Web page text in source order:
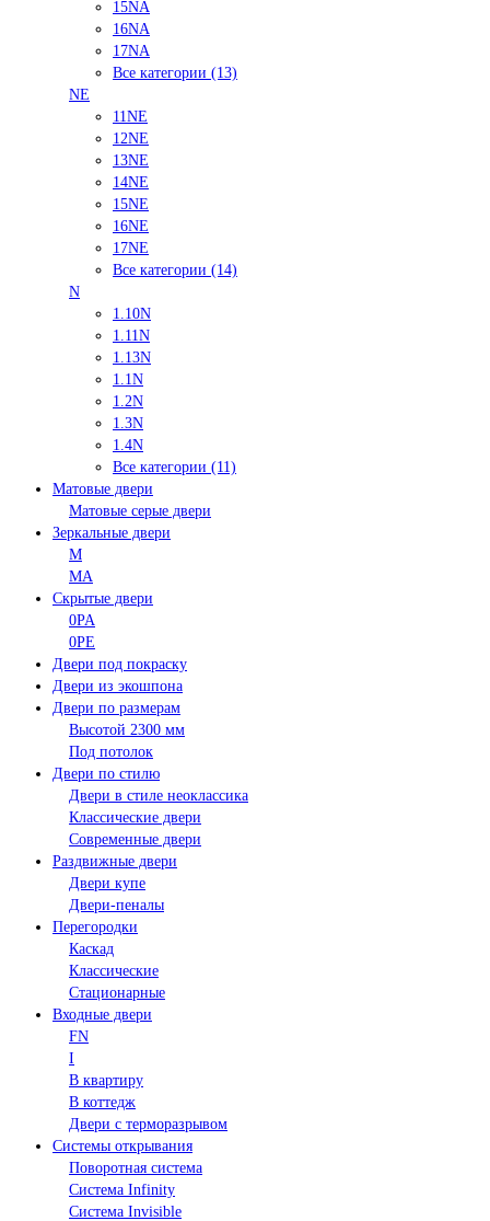
15NA
16NA
17NA
Все категории (13)
NE
11NE
12NE
13NE
14NE
15NE
16NE
17NE
Все категории (14)
N
1.10N
1.11N
1.13N
1.1N
1.2N
1.3N
1.4N
Все категории (11)
Матовые двери
Матовые серые двери
Зеркальные двери
M
MA
Скрытые двери
0PA
0PE
Двери под покраску
Двери из экошпона
Двери по размерам
Высотой 2300 мм
Под потолок
Двери по стилю
Двери в стиле неоклассика
Классические двери
Современные двери
Раздвижные двери
Двери купе
Двери-пеналы
Перегородки
Каскад
Классические
Стационарные
Входные двери
FN
I
В квартиру
В коттедж
Двери с терморазрывом
Системы открывания
Поворотная система
Система Infinity
Система Invisible